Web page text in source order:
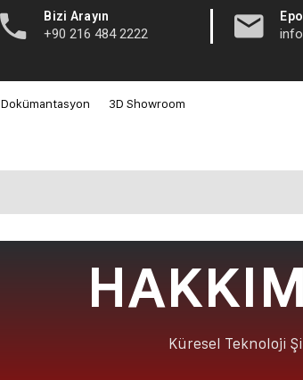
Bizi Arayın
+90 216 484 2222 |
Dokümantasyon 3D Showroom
Küresel Teknoloji